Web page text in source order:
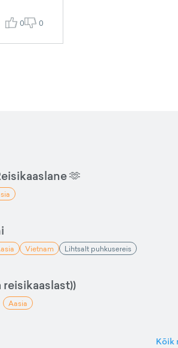
0 0
🫶
Vietnam Lihtsalt puhkusereis
Aasia
Kõik